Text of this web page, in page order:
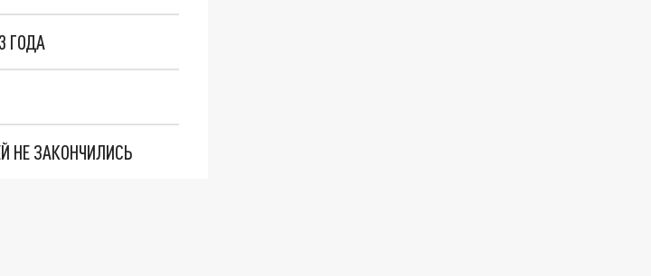
ГОДА
НЕ ЗАКОНЧИЛИСЬ